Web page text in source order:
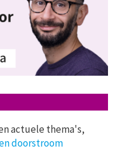
actuele thema's,
doorstroom